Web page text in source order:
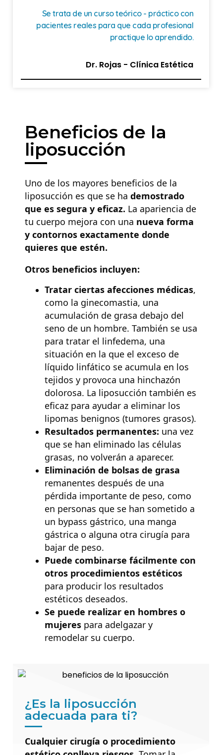
Se trata de un curso teórico - práctico con
pacientes reales para que cada profesional
practique lo aprendido.
Dr. Rojas - Clínica Estética
Beneficios de la
liposucción
Uno de los mayores beneficios de la
liposucción es que se ha demostrado
que es segura y eficaz. La apariencia de
tu cuerpo mejora con una nueva forma
y contornos exactamente donde
quieres que estén.
Otros beneficios incluyen:
Tratar ciertas afecciones médicas,
como la ginecomastia, una
acumulación de grasa debajo del
seno de un hombre. También se usa
para tratar el linfedema, una
situación en la que el exceso de
líquido linfático se acumula en los
tejidos y provoca una hinchazón
dolorosa. La liposucción también es
eficaz para ayudar a eliminar los
lipomas benignos (tumores grasos).
Resultados permanentes: una vez
que se han eliminado las células
grasas, no volverán a aparecer.
Eliminación de bolsas de grasa
remanentes después de una
pérdida importante de peso, como
en personas que se han sometido a
un bypass gástrico, una manga
gástrica o alguna otra cirugía para
bajar de peso.
Puede combinarse fácilmente con
otros procedimientos estéticos
para producir los resultados
estéticos deseados.
Se puede realizar en hombres o
mujeres para adelgazar y
remodelar su cuerpo.
¿Es la liposucción
adecuada para ti?
Cualquier cirugía o procedimiento